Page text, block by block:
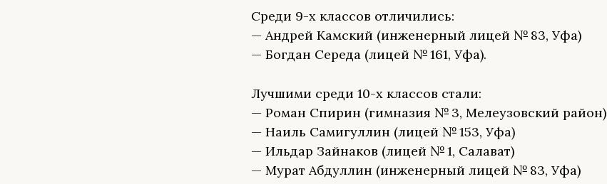
Среди 9-х классов отличились:
— Андрей Камский (инженерный лицей № 83, Уфа)
— Богдан Середа (лицей № 161, Уфа).
Лучшими среди 10-х классов стали:
— Роман Спирин (гимназия № 3, Мелеузовский район)
— Наиль Самигуллин (лицей № 153, Уфа)
— Ильдар Зайнаков (лицей № 1, Салават)
— Мурат Абдуллин (инженерный лицей № 83, Уфа)